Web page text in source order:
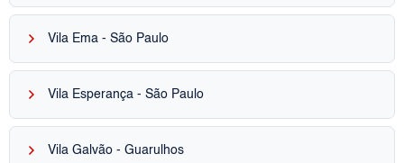
keyboard_arrow_right Vila Ema - São Paulo
keyboard_arrow_right Vila Esperança - São Paulo
keyboard_arrow_right Vila Galvão - Guarulhos